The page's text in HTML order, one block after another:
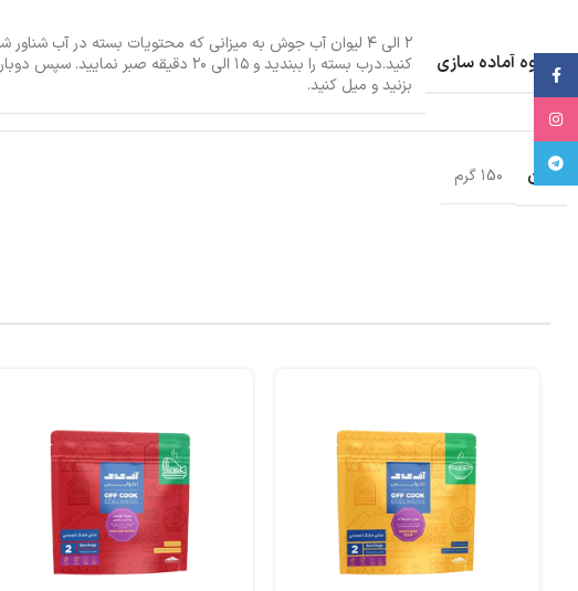
نحوه آماده سازی
۲ الی ۴ لیوان آب جوش به میزانی که محتویات بسته در آب شناور
کنید.درب بسته را ببندید و ۱۵ الی ۲۰ دقیقه صبر
بزنید و میل کنید.
وزن ۱5۰ گرم
Facebook
Telegram